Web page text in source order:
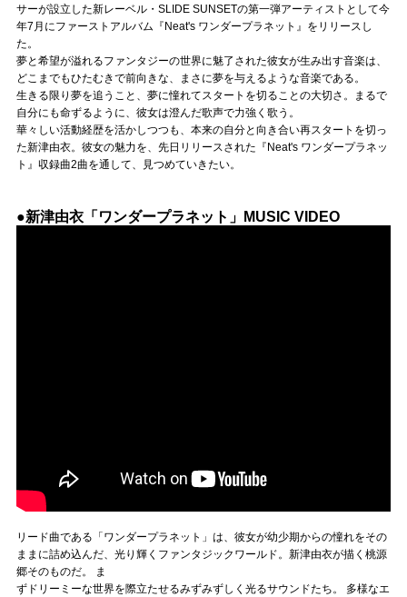
サーが設立した新レーベル・SLIDE SUNSETの第一弾アーティストとして今
年7月にファーストアルバム『Neat's ワンダープラネット』をリリースし
た。
夢と希望が溢れるファンタジーの世界に魅了された彼女が生み出す音楽は、
どこまでもひたむきで前向きな、まさに夢を与えるような音楽である。
生きる限り夢を追うこと、夢に憧れてスタートを切ることの大切さ。まるで
自分にも命ずるように、彼女は澄んだ歌声で力強く歌う。
華々しい活動経歴を活かしつつも、本来の自分と向き合い再スタートを切っ
た新津由衣。彼女の魅力を、先日リリースされた『Neat's ワンダープラネッ
ト』収録曲2曲を通して、見つめていきたい。
●新津由衣「ワンダープラネット」MUSIC VIDEO
リード曲である「ワンダープラネット」は、彼女が幼少期からの憧れをその
ままに詰め込んだ、光り輝くファンタジックワールド。新津由衣が描く桃源
郷そのものだ。 ま
ずドリーミーな世界を際立たせるみずみずしく光るサウンドたち。 多様なエ